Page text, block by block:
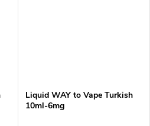
Liquid WAY to Vape Turkish
10ml-6mg